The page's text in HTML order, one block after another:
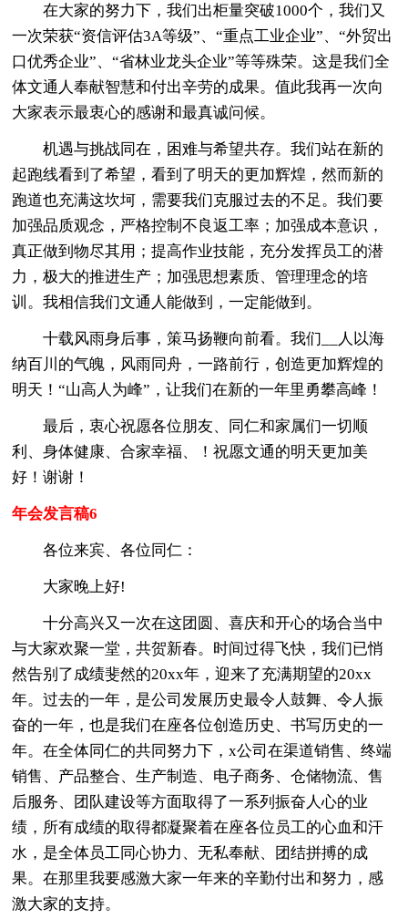
在大家的努力下，我们出柜量突破1000个，我们又
一次荣获“资信评估3A等级”、“重点工业企业”、“外贸出
口优秀企业”、“省林业龙头企业”等等殊荣。这是我们全
体文通人奉献智慧和付出辛劳的成果。值此我再一次向
大家表示最衷心的感谢和最真诚问候。
机遇与挑战同在，困难与希望共存。我们站在新的
起跑线看到了希望，看到了明天的更加辉煌，然而新的
跑道也充满这坎坷，需要我们克服过去的不足。我们要
加强品质观念，严格控制不良返工率；加强成本意识，
真正做到物尽其用；提高作业技能，充分发挥员工的潜
力，极大的推进生产；加强思想素质、管理理念的培
训。我相信我们文通人能做到，一定能做到。
十载风雨身后事，策马扬鞭向前看。我们__人以海
纳百川的气魄，风雨同舟，一路前行，创造更加辉煌的
明天！“山高人为峰”，让我们在新的一年里勇攀高峰！
最后，衷心祝愿各位朋友、同仁和家属们一切顺
利、身体健康、合家幸福、！祝愿文通的明天更加美
好！谢谢！
年会发言稿6
各位来宾、各位同仁：
大家晚上好!
十分高兴又一次在这团圆、喜庆和开心的场合当中
与大家欢聚一堂，共贺新春。时间过得飞快，我们已悄
然告别了成绩斐然的20xx年，迎来了充满期望的20xx
年。过去的一年，是公司发展历史最令人鼓舞、令人振
奋的一年，也是我们在座各位创造历史、书写历史的一
年。在全体同仁的共同努力下，x公司在渠道销售、终端
销售、产品整合、生产制造、电子商务、仓储物流、售
后服务、团队建设等方面取得了一系列振奋人心的业
绩，所有成绩的取得都凝聚着在座各位员工的心血和汗
水，是全体员工同心协力、无私奉献、团结拼搏的成
果。在那里我要感激大家一年来的辛勤付出和努力，感
激大家的支持。